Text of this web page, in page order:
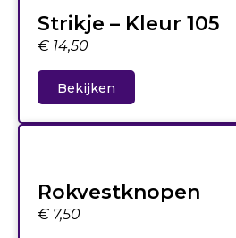
Strikje – Kleur 105
€ 14,50
Bekijken
Rokvestknopen
€ 7,50